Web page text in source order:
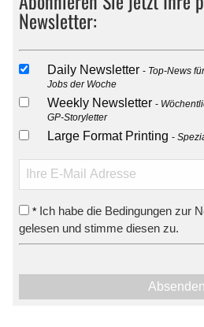
Newsletter:
Daily Newsletter
Top-News
Jobs der Woche
Weekly Newsletter
GP-Storyletter
Large Format Printing
* Ich habe die Bedingungen zur
gelesen und stimme diesen zu.
Absenden